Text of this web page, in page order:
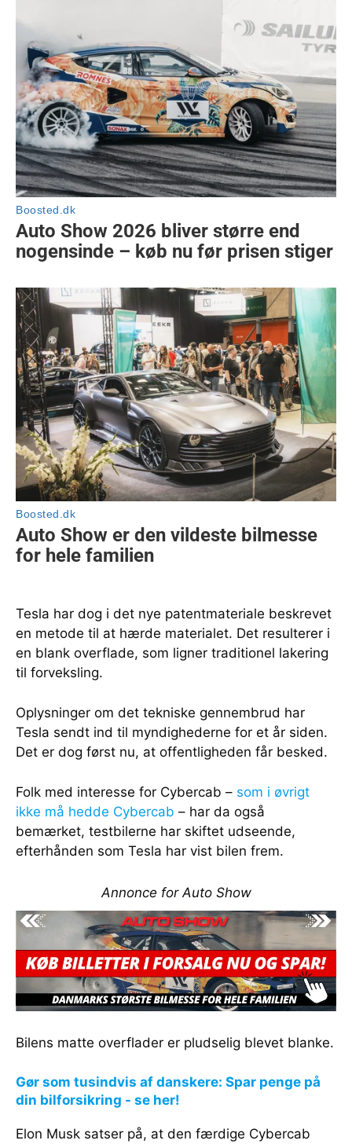
Tesla har dog i det nye patentmateriale beskrevet
en metode til at hærde materialet. Det resulterer i
en blank overflade, som ligner traditionel lakering
til forveksling.
Oplysninger om det tekniske gennembrud har
Tesla sendt ind til myndighederne for et år siden.
Det er dog først nu, at offentligheden får besked.
Folk med interesse for Cybercab – som i øvrigt
ikke må hedde Cybercab – har da også
bemærket, testbilerne har skiftet udseende,
efterhånden som Tesla har vist bilen frem.
Annonce for Auto Show
Bilens matte overflader er pludselig blevet blanke.
Gør som tusindvis af danskere: Spar penge på
din bilforsikring - se her!
Elon Musk satser på, at den færdige Cybercab